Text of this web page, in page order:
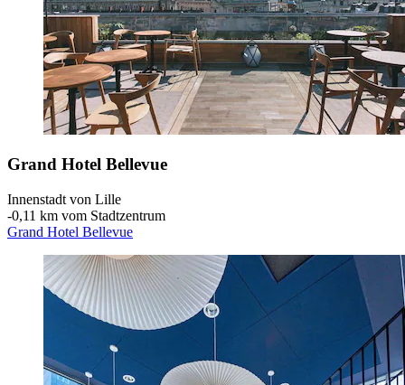
Grand Hotel Bellevue
Innenstadt von Lille
‐0,11 km vom Stadtzentrum
Grand Hotel Bellevue